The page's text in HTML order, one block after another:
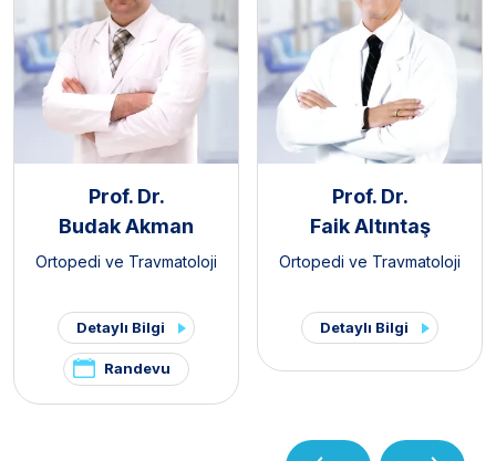
Prof. Dr.
Budak Akman
Ortopedi ve Travmatoloji
Detaylı Bilgi
Randevu
Prof. Dr.
Faik Altıntaş
Ortopedi ve Travmatoloji
Detaylı Bilgi